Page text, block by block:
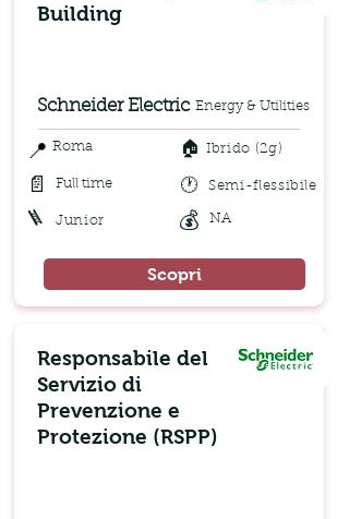
Building
Schneider Electric Energy & Utilities
📍 Roma 🏠
📄
Ibrido (2g)
Full time 🕐 Semi-flessibile
🪜 💰
Junior NA
Scopri
Responsabile del
Servizio di
Prevenzione e
Protezione (RSPP)